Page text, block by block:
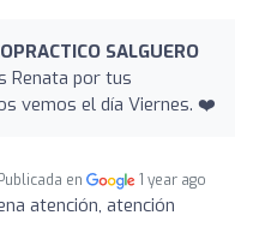
SALGUERO
Renata por tus
vemos el día Viernes. ❤️
Publicada en 1 year ago
atención, atención